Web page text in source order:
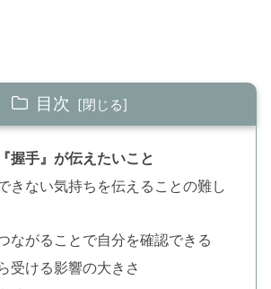
目次
握手』が伝えたいこと
きない気持ちを伝えることの難し
ながることで自分を確認できる
受ける影響の大きさ